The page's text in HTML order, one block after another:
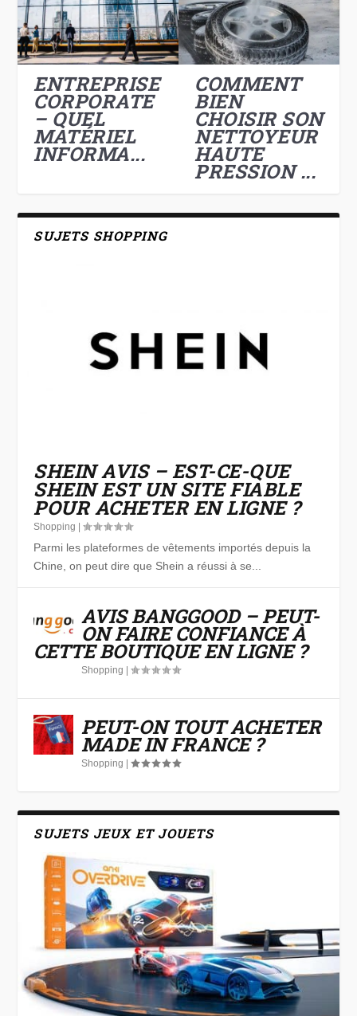
ENTREPRISE
CORPORATE
– QUEL
MATÉRIEL
INFORMA...
COMMENT
BIEN
CHOISIR SON
NETTOYEUR
HAUTE
PRESSION ...
SUJETS SHOPPING
SHEIN AVIS – EST-CE-QUE
SHEIN EST UN SITE FIABLE
POUR ACHETER EN LIGNE ?
Shopping |
Parmi les plateformes de vêtements importés depuis la
Chine, on peut dire que Shein a réussi à se...
AVIS BANGGOOD – PEUT-
ON FAIRE CONFIANCE À
CETTE BOUTIQUE EN LIGNE ?
Shopping |
PEUT-ON TOUT ACHETER
MADE IN FRANCE ?
Shopping |
SUJETS JEUX ET JOUETS